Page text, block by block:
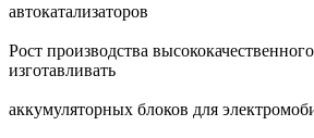
автокатализаторов
Рост производства
изготавливать
аккумуляторных блоков для